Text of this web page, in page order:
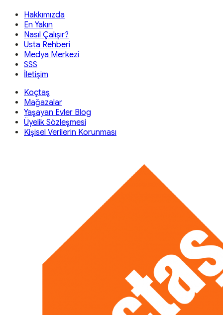
Hakkımızda
En Yakın
Nasıl Çalışır?
Usta Rehberi
Medya Merkezi
SSS
İletişim
Koçtaş
Mağazalar
Yaşayan Evler Blog
Üyelik Sözleşmesi
Kişisel Verilerin Korunması